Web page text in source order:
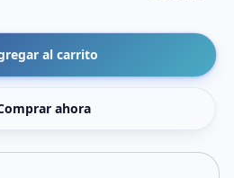
al carrito
ahora